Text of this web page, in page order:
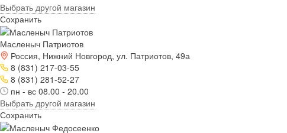
Выбрать другой магазин
Сохранить
Масленыч Патриотов
Россия, Нижний Новгород, ул. Патриотов, 49а
8 (831) 217-03-55
8 (831) 281-52-27
пн - вс 08.00 - 20.00
Выбрать другой магазин
Сохранить